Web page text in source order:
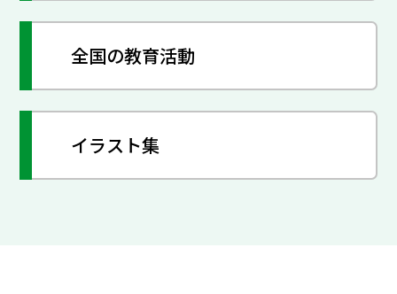
全国の教育活動
イラスト集